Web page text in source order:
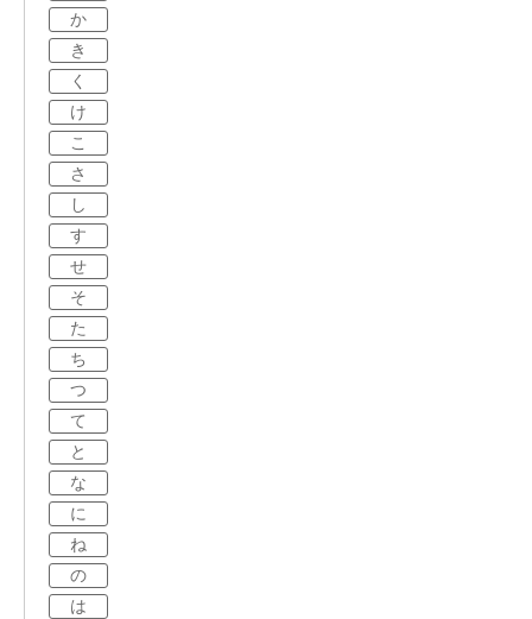
か
き
く
け
こ
さ
し
す
せ
そ
た
ち
つ
て
と
な
に
ね
の
は